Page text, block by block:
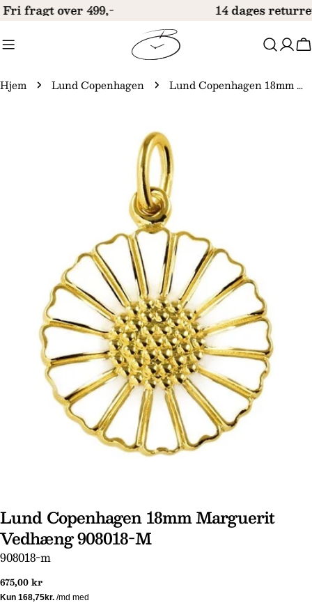
Gå
indhold
Fri fragt over 499,- 14 dages
Hjem Lund Copenhagen Lund Copenhagen 18mm Marguerit Vedhæng 908018-M
medie 0 i modal
Lund Copenhagen 18mm Marguerit
Vedhæng 908018-M
SKU:
908018-m
Normal
pris
675,00 kr
Dit